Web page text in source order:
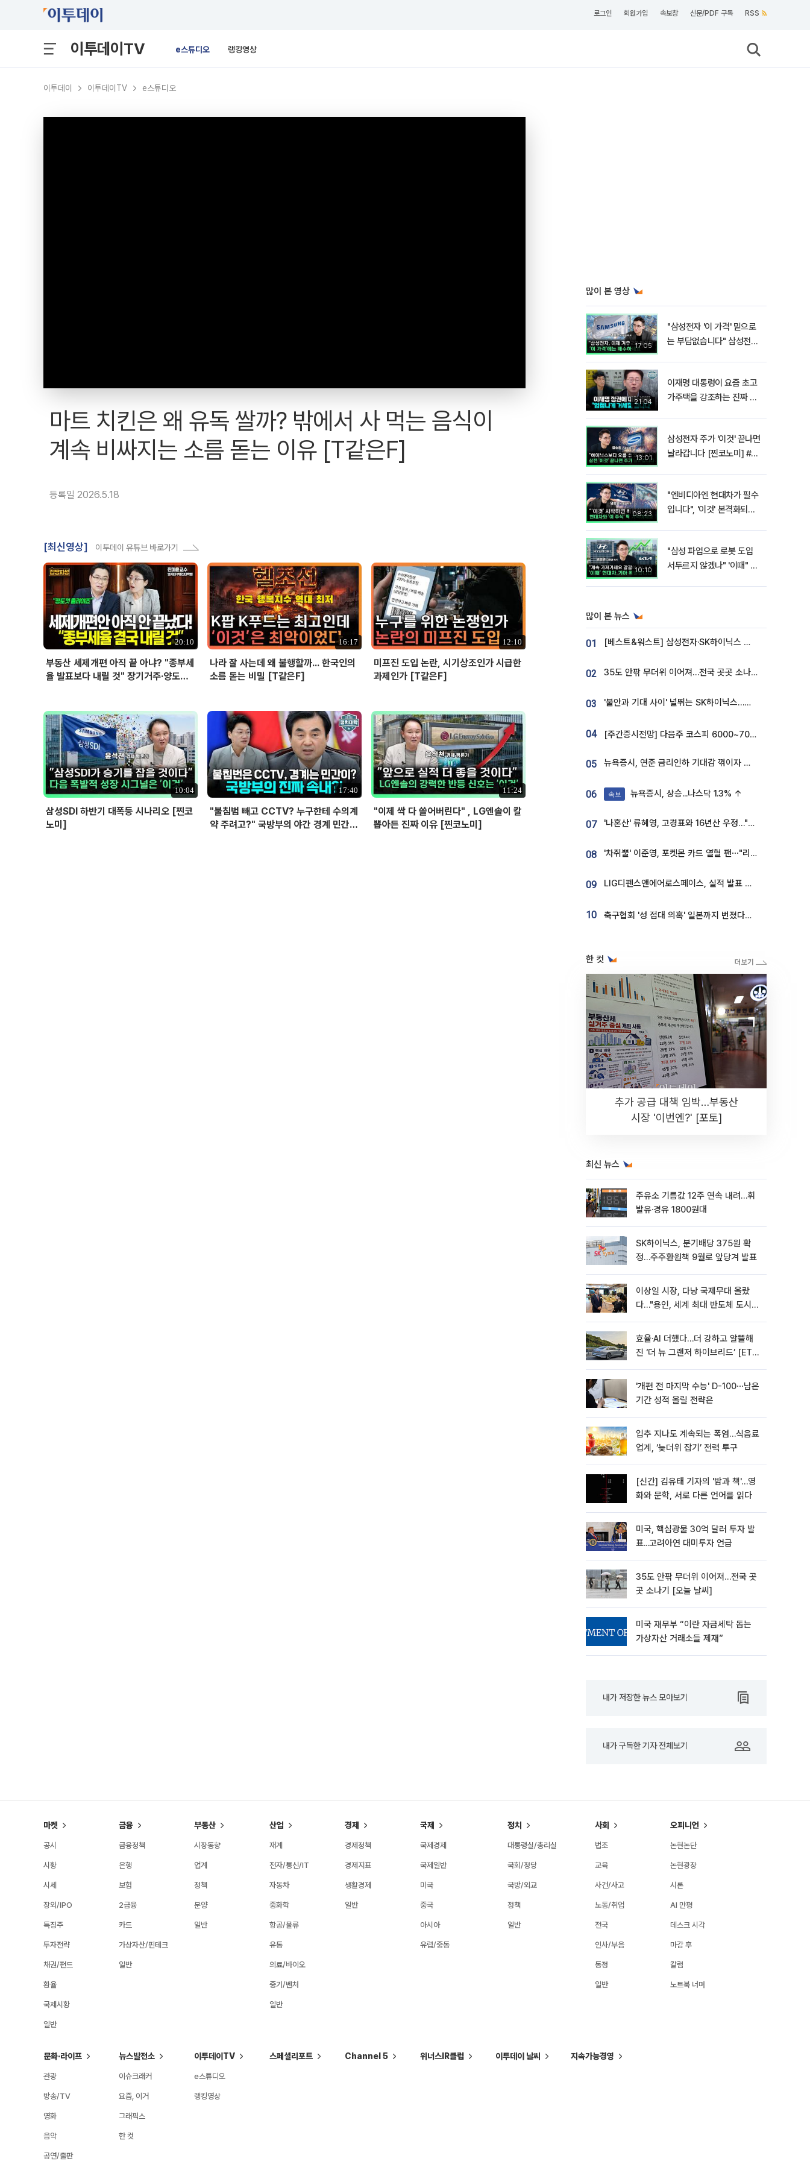
로그인 회원가입 속보창 신문/PDF 구독 RSS
이투데이TV e스튜디오 랭킹영상
이투데이 이투데이TV e스튜디오
마트 치킨은 왜 유독 쌀까? 밖에서 사 먹는 음식이
계속 비싸지는 소름 돋는 이유 [T같은F]
등록일 2026.5.18
[최신영상] 이투데이 유튜브 바로가기
20:10
부동산 세제개편 아직 끝 아냐? "종부세
율 발표보다 내릴 것" 장기거주·양도세
16:17
나라 잘 사는데 왜 불행할까... 한국인의
소름 돋는 비밀 [T같은F]
12:10
미프진 도입 논란, 시기상조인가 시급한
과제인가 [T같은F]
10:04
삼성SDI 하반기 대폭등 시나리오 [찐코
노미]
17:40
"불침범 빼고 CCTV? 누구한테 수의계
약 주려고?" 국방부의 야간 경계 민간
11:24
"이제 싹 다 쓸어버린다" , LG엔솔이 칼
뽑아든 진짜 이유 [찐코노미]
많이 본 영상
17:05
"삼성전자 '이 가격' 밑으로
는 부담없습니다" 삼성전자
21:04
이재명 대통령이 요즘 초고
가주택을 강조하는 진짜 이
13:01
삼성전자 주가 '이것' 끝나면
날라갑니다 [찐코노미] #반
08:23
"엔비디아엔 현대차가 필수
입니다", '이것' 본격화되면
10:10
"삼성 파업으로 로봇 도입
서두르지 않겠나" '이때" 현
많이 본 뉴스
01 [베스트&워스트] 삼성전자·SK하이닉스 밀린 한 주…상상인증권은 85% 급등
02 35도 안팎 무더위 이어져…전국 곳곳 소나기 [오늘 날씨]
03 '불안과 기대 사이' 널뛰는 SK하이닉스…증권가 "HBM4·LTA 기반 펀터멘털 견고"
04 [주간증시전망] 다음주 코스피 6000~7000⋯“外人 수급은 정책이 변수”
05 뉴욕증시, 연준 금리인하 기대감 꺾이자 상승...S&P500 사상 최고치 [종합]
06 속보 뉴욕증시, 상승...나스닥 1.3% ↑
07 '나혼산' 류혜영, 고경표와 16년산 우정…"자취방서 부모님과 마주쳐"
08 '차쥐뿔' 이준영, 포켓몬 카드 열혈 팬⋯"리셀러 처단할 것"
09 LIG디펜스앤에어로스페이스, 실적 발표 후 급락→반등⋯증권가 “28년까지 튼튼”
10 축구협회 '성 접대 의혹' 일본까지 번졌다…日 심판 실명 공개
한 컷
추가 공급 대책 임박…부동산
시장 '이번엔?' [포토]
최신 뉴스
주유소 기름값 12주 연속 내려…휘
발유·경유 1800원대
SK하이닉스, 분기배당 375원 확
정…주주환원책 9월로 앞당겨 발표
이상일 시장, 다낭 국제무대 올랐
다…"용인, 세계 최대 반도체 도시
효율·AI 더했다…더 강하고 알뜰해
진 ‘더 뉴 그랜저 하이브리드’ [ET의
'개편 전 마지막 수능' D-100⋯남은
기간 성적 올릴 전략은
입추 지나도 계속되는 폭염…식음료
업계, ‘늦더위 잡기’ 전력 투구
[신간] 김유태 기자의 '밤과 책'…영
화와 문학, 서로 다른 언어를 읽다
미국, 핵심광물 30억 달러 투자 발
표...고려아연 대미투자 언급
35도 안팎 무더위 이어져…전국 곳
곳 소나기 [오늘 날씨]
미국 재무부 “이란 자금세탁 돕는
가상자산 거래소들 제재”
내가 저장한 뉴스 모아보기
내가 구독한 기자 전체보기
마켓
공시
시황
시세
장외/IPO
특징주
투자전략
채권/펀드
환율
국제시황
일반
금융
금융정책
은행
보험
2금융
카드
가상자산/핀테크
일반
부동산
시장동향
업계
정책
분양
일반
산업
재계
전자/통신/IT
자동차
중화학
항공/물류
유통
의료/바이오
중기/벤처
일반
경제
경제정책
경제지표
생활경제
일반
국제
국제경제
국제일반
미국
중국
아시아
유럽/중동
정치
대통령실/총리실
국회/정당
국방/외교
정책
일반
사회
법조
교육
사건/사고
노동/취업
전국
인사/부음
동정
일반
오피니언
논현논단
논현광장
시론
AI 만평
데스크 시각
마감 후
칼럼
노트북 너머
문화·라이프
관광
방송/TV
영화
음악
공연/출판
뉴스발전소
이슈크래커
요즘, 이거
그래픽스
한 컷
이투데이TV
e스튜디오
랭킹영상
스페셜리포트 Channel 5 위너스IR클럽 이투데이 날씨 지속가능경영